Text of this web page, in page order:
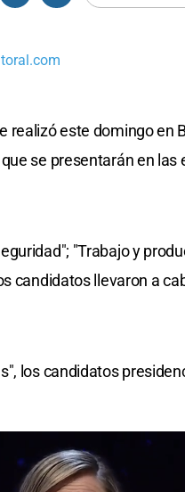
realizó este domingo en
se presentarán en las
"Trabajo y
candidatos llevaron a
los candidatos